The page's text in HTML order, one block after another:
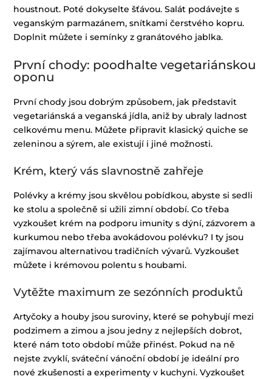
houstnout. Poté dokyselte šťávou. Salát podávejte s
veganským parmazánem, snítkami čerstvého kopru.
Doplnit můžete i semínky z granátového jablka.
První chody: poodhalte vegetariánskou
oponu
První chody jsou dobrým způsobem, jak představit
vegetariánská a veganská jídla, aniž by ubraly ladnost
celkovému menu. Můžete připravit klasický quiche se
zeleninou a sýrem, ale existují i jiné možnosti.
Krém, který vás slavnostně zahřeje
Polévky a krémy jsou skvělou pobídkou, abyste si sedli
ke stolu a společně si užili zimní období. Co třeba
vyzkoušet krém na podporu imunity s dýní, zázvorem a
kurkumou nebo třeba avokádovou polévku? I ty jsou
zajímavou alternativou tradičních vývarů. Vyzkoušet
můžete i krémovou polentu s houbami.
Vytěžte maximum ze sezónních produktů
Artyčoky a houby jsou suroviny, které se pohybují mezi
podzimem a zimou a jsou jedny z nejlepších dobrot,
které nám toto období může přinést. Pokud na ně
nejste zvyklí, sváteční vánoční období je ideální pro
nové zkušenosti a experimenty v kuchyni. Vyzkoušet